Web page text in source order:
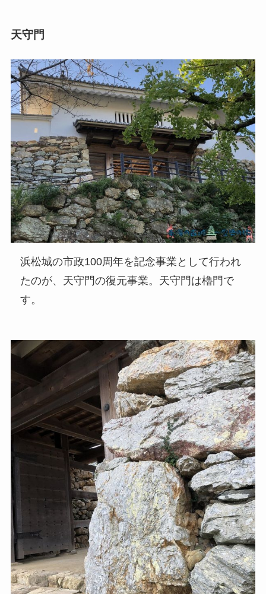
天守門
浜松城の市政100周年を記念事業として行われ
たのが、天守門の復元事業。天守門は櫓門で
す。